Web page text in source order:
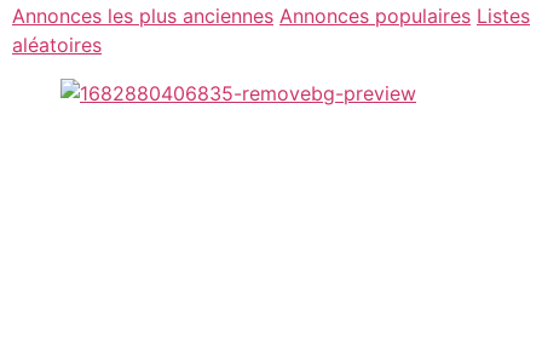
Annonces les plus anciennes Annonces populaires Listes
aléatoires